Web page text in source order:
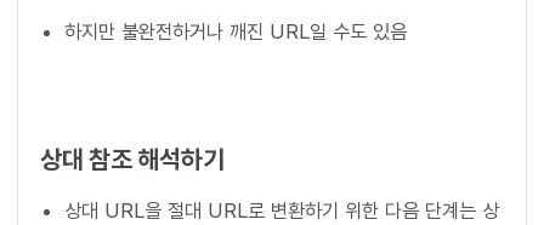
하지만 불완전하거나 깨진 URL일 수도 있음
상대 참조 해석하기
상대 URL을 절대 URL로 변환하기 위한 다음 단계는 상